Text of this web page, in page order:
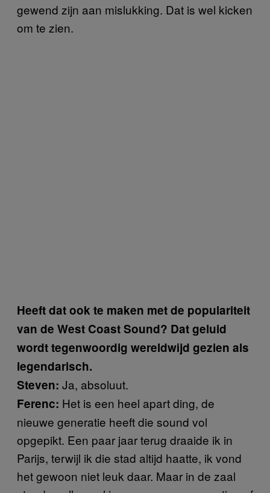
gewend zijn aan mislukking. Dat is wel kicken
om te zien.
Heeft dat ook te maken met de populariteit
van de West Coast Sound? Dat geluid
wordt tegenwoordig wereldwijd gezien als
legendarisch.
Steven: Ja, absoluut.
Ferenc: Het is een heel apart ding, de
nieuwe generatie heeft die sound vol
opgepikt. Een paar jaar terug draaide ik in
Parijs, terwijl ik die stad altijd haatte, ik vond
het gewoon niet leuk daar. Maar in de zaal